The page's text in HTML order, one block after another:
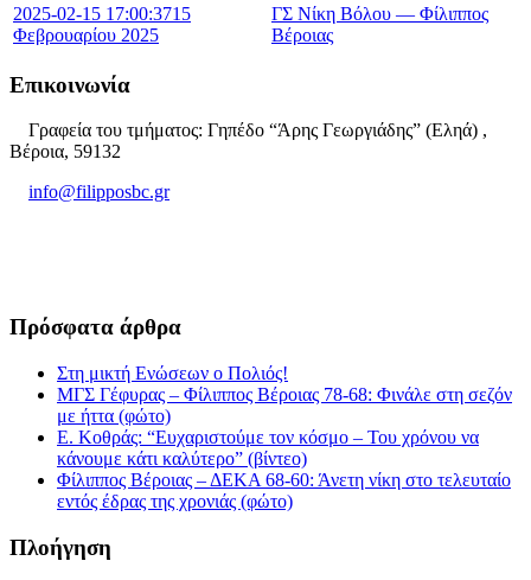
2025-02-15 17:00:3715
Φεβρουαρίου 2025
ΓΣ Νίκη Βόλου — Φίλιππος
Βέροιας
Επικοινωνία
Γραφεία του τμήματος: Γηπέδο “Άρης Γεωργιάδης” (Εληά) ,
Βέροια, 59132
info@filipposbc.gr
Πρόσφατα άρθρα
Στη μικτή Ενώσεων ο Πολιός!
ΜΓΣ Γέφυρας – Φίλιππος Βέροιας 78-68: Φινάλε στη σεζόν
με ήττα (φώτο)
Ε. Κοθράς: “Ευχαριστούμε τον κόσμο – Του χρόνου να
κάνουμε κάτι καλύτερο” (βίντεο)
Φίλιππος Βέροιας – ΔΕΚΑ 68-60: Άνετη νίκη στο τελευταίο
εντός έδρας της χρονιάς (φώτο)
Πλοήγηση